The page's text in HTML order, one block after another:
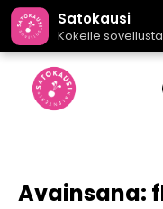
Satokausi
Kokeile
Avainsana: